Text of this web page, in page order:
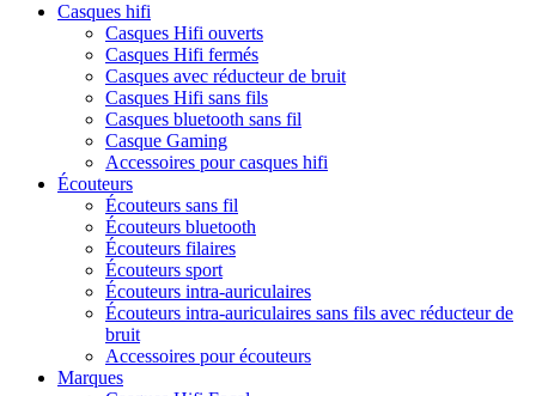
Casques hifi
Casques Hifi ouverts
Casques Hifi fermés
Casques avec réducteur de bruit
Casques Hifi sans fils
Casques bluetooth sans fil
Casque Gaming
Accessoires pour casques hifi
Écouteurs
Écouteurs sans fil
Écouteurs bluetooth
Écouteurs filaires
Écouteurs sport
Écouteurs intra-auriculaires
Écouteurs intra-auriculaires sans fils avec réducteur de
bruit
Accessoires pour écouteurs
Marques